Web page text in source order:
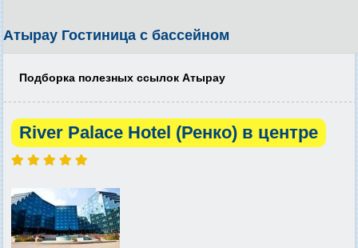
Атырау Гостиница с бассейном
Подборка полезных ссылок Атырау
River Palace Hotel (Ренко) в центре